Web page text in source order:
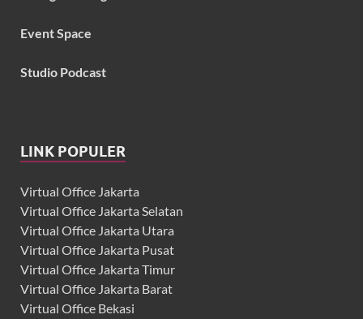
Event Space
Studio Podcast
LINK POPULER
Virtual Office Jakarta
Virtual Office Jakarta Selatan
Virtual Office Jakarta Utara
Virtual Office Jakarta Pusat
Virtual Office Jakarta Timur
Virtual Office Jakarta Barat
Virtual Office Bekasi